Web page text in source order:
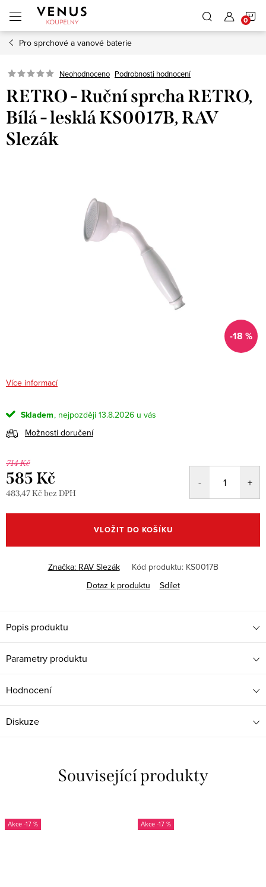
obsah
Pro sprchové a vanové baterie
Neohodnoceno Podrobnosti hodnocení
RETRO - Ruční sprcha RETRO,
Bílá - lesklá KS0017B, RAV
Slezák
-18 %
Více informací
Skladem
13.8.2026
Možnosti doručení
714 Kč
585 Kč
483,47 Kč bez DPH
cena:
VLOŽIT DO KOŠÍKU
Značka: RAV Slezák Kód produktu: KS0017B
Dotaz k produktu
Sdílet
Popis produktu
Parametry produktu
Hodnocení
Diskuze
Související produkty
-17 % -17 %